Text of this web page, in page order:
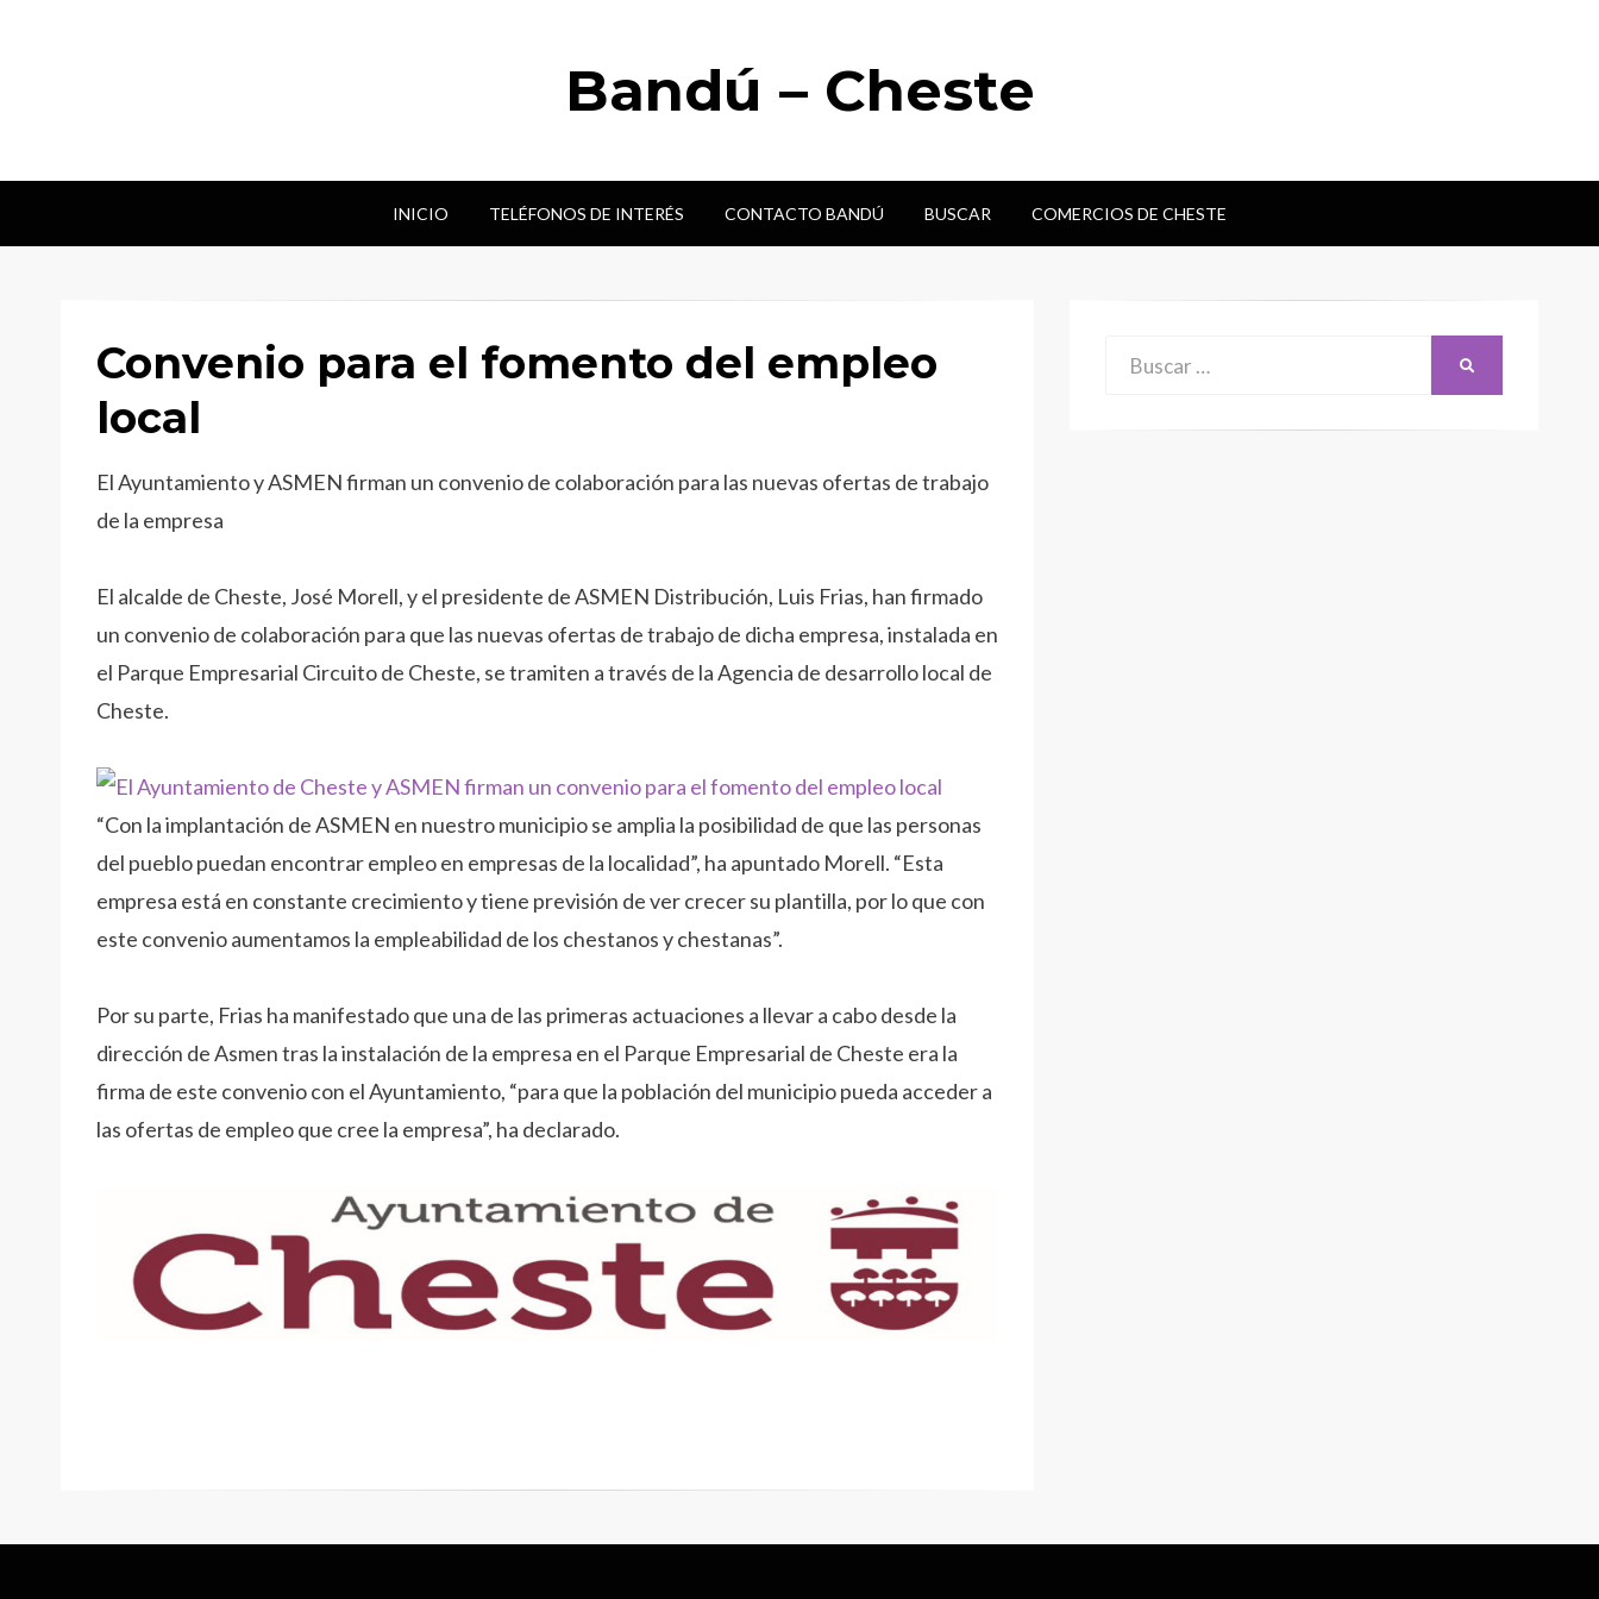
Bandú – Cheste
INICIO TELÉFONOS DE INTERÉS CONTACTO BANDÚ BUSCAR COMERCIOS DE CHESTE
Convenio para el fomento del empleo
local
El Ayuntamiento y ASMEN firman un convenio de colaboración para las nuevas ofertas de trabajo
de la empresa
El alcalde de Cheste, José Morell, y el presidente de ASMEN Distribución, Luis Frias, han firmado
un convenio de colaboración para que las nuevas ofertas de trabajo de dicha empresa, instalada en
el Parque Empresarial Circuito de Cheste, se tramiten a través de la Agencia de desarrollo local de
Cheste.
“Con la implantación de ASMEN en nuestro municipio se amplia la posibilidad de que las personas
del pueblo puedan encontrar empleo en empresas de la localidad”, ha apuntado Morell. “Esta
empresa está en constante crecimiento y tiene previsión de ver crecer su plantilla, por lo que con
este convenio aumentamos la empleabilidad de los chestanos y chestanas”.
Por su parte, Frias ha manifestado que una de las primeras actuaciones a llevar a cabo desde la
dirección de Asmen tras la instalación de la empresa en el Parque Empresarial de Cheste era la
firma de este convenio con el Ayuntamiento, “para que la población del municipio pueda acceder a
las ofertas de empleo que cree la empresa”, ha declarado.